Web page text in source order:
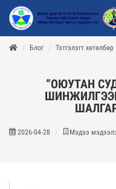
Блог Тэтгэлэгт хөтөлбөр
“ОЮУТАН
2026-04-28 Мэдээ